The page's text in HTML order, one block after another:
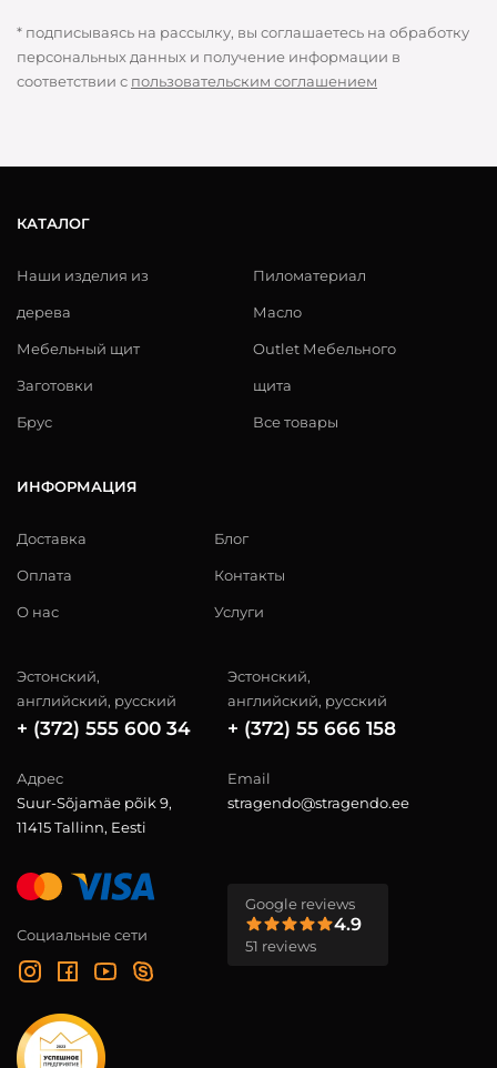
* подписываясь на рассылку, вы соглашаетесь на обработку
персональных данных и получение информации в
соответствии с пользовательским соглашением
КАТАЛОГ
Наши изделия из
дерева
Мебельный щит
Заготовки
Брус
Пиломатериал
Масло
Outlet Мебельного
щита
Все товары
ИНФОРМАЦИЯ
Доставка
Оплата
О нас
Блог
Контакты
Услуги
Эстонский,
английский, русский
+ (372) 555 600 34
Эстонский,
английский, русский
+ (372) 55 666 158
Адрес
Suur-Sõjamäe põik 9,
11415 Tallinn, Eesti
Email
stragendo@stragendo.ee
Социальные сети
Google reviews
4.9
51 reviews